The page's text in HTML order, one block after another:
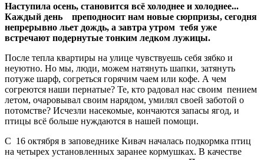
Наступила осень, становится всё холоднее и холоднее...
Каждый день преподносит нам новые сюрпризы, сегодня
непрерывно льет дождь, а завтра утром тебя уже
встречают подернутые тонким ледком лужицы.
После тепла квартиры на улице чувствуешь себя зябко и
неуютно. Но мы, люди, можем натянуть шапки, затянуть
потуже шарф, согреться горячим чаем или кофе. А чем
согреются наши пернатые? Те, кто радовал нас своим пением
летом, очаровывал своим нарядом, умилял своей заботой о
потомстве? Исчезли насекомые, кончаются запасы ягод, и
птицы всё больше нуждаются в нашей помощи.
С 16 октября в заповеднике Кивач началась подкормка птиц
на четырех установленных заранее кормушках. В качестве